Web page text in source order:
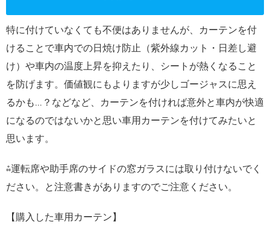
特に付けていなくても不便はありませんが、カーテンを付
けることで車内での日焼け防止（紫外線カット・日差し避
け）や車内の温度上昇を抑えたり、シートが熱くなること
を防げます。価値観にもよりますが少しゴージャスに思え
るかも…？などなど、カーテンを付ければ意外と車内が快適
になるのではないかと思い車用カーテンを付けてみたいと
思います。
⁂運転席や助手席のサイドの窓ガラスには取り付けないでく
ださい。と注意書きがありますのでご注意ください。
【購入した車用カーテン】